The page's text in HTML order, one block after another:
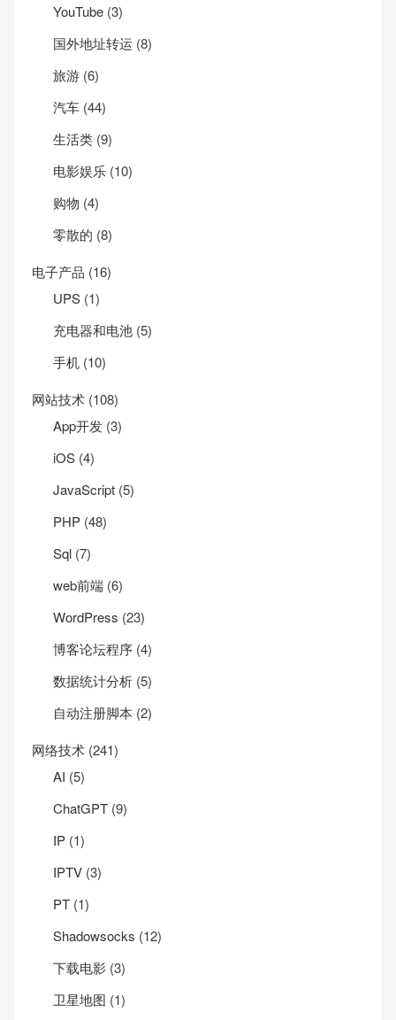
YouTube (3)
国外地址转运 (8)
旅游 (6)
汽车 (44)
生活类 (9)
电影娱乐 (10)
购物 (4)
零散的 (8)
电子产品 (16)
UPS (1)
充电器和电池 (5)
手机 (10)
网站技术 (108)
App开发 (3)
iOS (4)
JavaScript (5)
PHP (48)
Sql (7)
web前端 (6)
WordPress (23)
博客论坛程序 (4)
数据统计分析 (5)
自动注册脚本 (2)
网络技术 (241)
AI (5)
ChatGPT (9)
IP (1)
IPTV (3)
PT (1)
Shadowsocks (12)
下载电影 (3)
卫星地图 (1)